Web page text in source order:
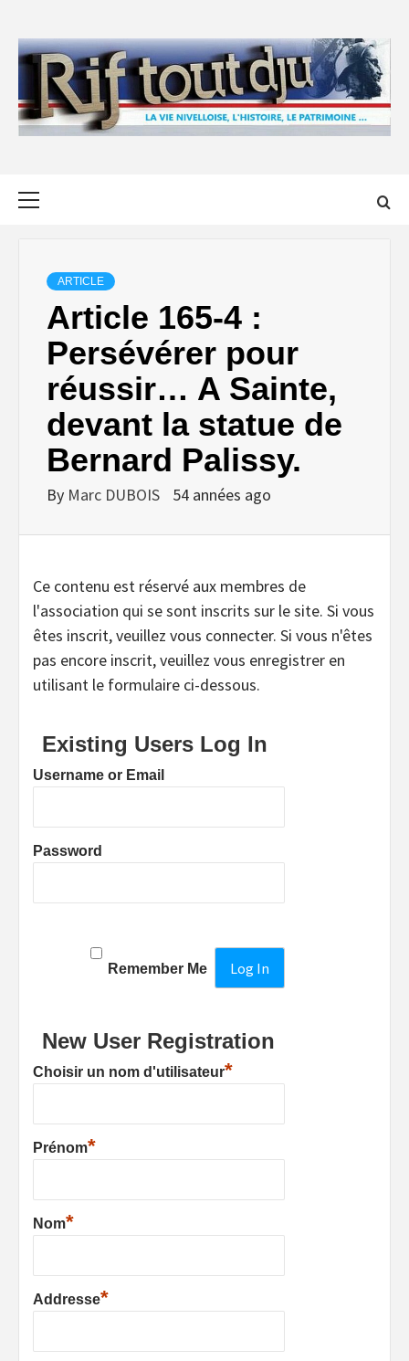
content
ARTICLE
Article 165-4 :
Persévérer pour
réussir… A Sainte,
devant la statue de
Bernard Palissy.
By Marc DUBOIS 54 années ago
Ce contenu est réservé aux membres de
l'association qui se sont inscrits sur le site. Si vous
êtes inscrit, veuillez vous connecter. Si vous n'êtes
pas encore inscrit, veuillez vous enregistrer en
utilisant le formulaire ci-dessous.
Existing Users Log In
Username or Email
Password
Remember Me
New User Registration
Choisir un nom d'utilisateur*
Prénom*
Nom*
Addresse*